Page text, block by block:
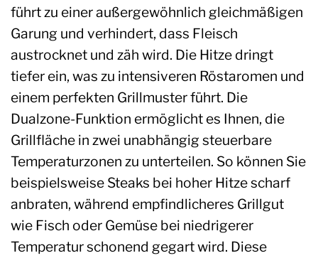
führt zu einer außergewöhnlich gleichmäßigen
Garung und verhindert, dass Fleisch
austrocknet und zäh wird. Die Hitze dringt
tiefer ein, was zu intensiveren Röstaromen und
einem perfekten Grillmuster führt. Die
Dualzone-Funktion ermöglicht es Ihnen, die
Grillfläche in zwei unabhängig steuerbare
Temperaturzonen zu unterteilen. So können Sie
beispielsweise Steaks bei hoher Hitze scharf
anbraten, während empfindlicheres Grillgut
wie Fisch oder Gemüse bei niedrigerer
Temperatur schonend gegart wird. Diese